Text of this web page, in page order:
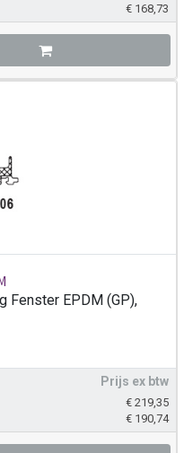
€ 168,73
Fenster EPDM (GP),
Prijs ex btw
€ 219,35
€ 190,74